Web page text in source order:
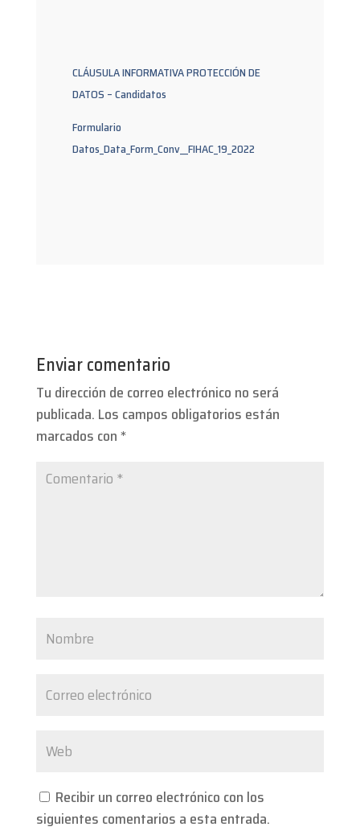
CLÁUSULA INFORMATIVA PROTECCIÓN DE
DATOS – Candidatos
Formulario
Datos_Data_Form_Conv__FIHAC_19_2022
Enviar comentario
Tu dirección de correo electrónico no será
publicada. Los campos obligatorios están
marcados con*
Recibir un correo electrónico con los
siguientes comentarios a esta entrada.